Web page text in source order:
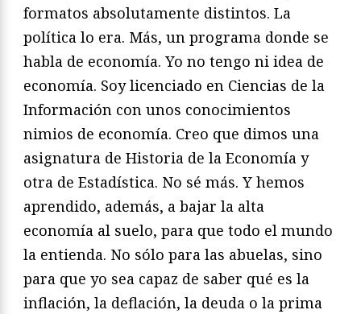
formatos absolutamente distintos. La
política lo era. Más, un programa donde se
habla de economía. Yo no tengo ni idea de
economía. Soy licenciado en Ciencias de la
Información con unos conocimientos
nimios de economía. Creo que dimos una
asignatura de Historia de la Economía y
otra de Estadística. No sé más. Y hemos
aprendido, además, a bajar la alta
economía al suelo, para que todo el mundo
la entienda. No sólo para las abuelas, sino
para que yo sea capaz de saber qué es la
inflación, la deflación, la deuda o la prima